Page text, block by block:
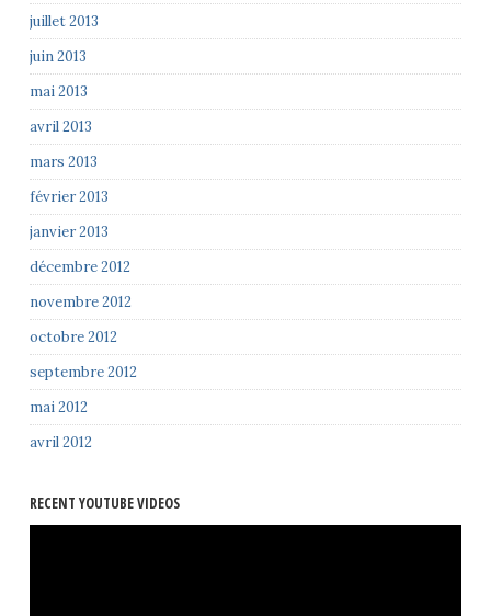
juillet 2013
juin 2013
mai 2013
avril 2013
mars 2013
février 2013
janvier 2013
décembre 2012
novembre 2012
octobre 2012
septembre 2012
mai 2012
avril 2012
RECENT YOUTUBE VIDEOS